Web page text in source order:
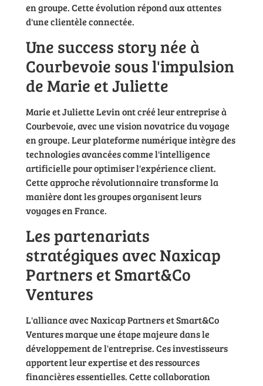
en groupe. Cette évolution répond aux attentes
d'une clientèle connectée.
Une success story née à
Courbevoie sous l'impulsion
de Marie et Juliette
Marie et Juliette Levin ont créé leur entreprise à
Courbevoie, avec une vision novatrice du voyage
en groupe. Leur plateforme numérique intègre des
technologies avancées comme l'intelligence
artificielle pour optimiser l'expérience client.
Cette approche révolutionnaire transforme la
manière dont les groupes organisent leurs
voyages en France.
Les partenariats
stratégiques avec Naxicap
Partners et Smart&Co
Ventures
L'alliance avec Naxicap Partners et Smart&Co
Ventures marque une étape majeure dans le
développement de l'entreprise. Ces investisseurs
apportent leur expertise et des ressources
financières essentielles. Cette collaboration